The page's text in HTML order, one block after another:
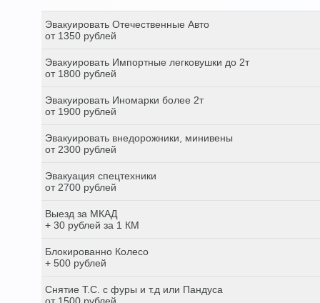
Эвакуировать Отечественные Авто
от 1350 рублей
Эвакуировать Импортные легковушки до 2т
от 1800 рублей
Эвакуировать Иномарки более 2т
от 1900 рублей
Эвакуировать внедорожники, минивены
от 2300 рублей
Эвакуация спецтехники
от 2700 рублей
Выезд за МКАД
+ 30 рублей за 1 КМ
Блокированно Колесо
+ 500 рублей
Снятие Т.С. с фуры и т.д или Пандуса
от 1500 рублей